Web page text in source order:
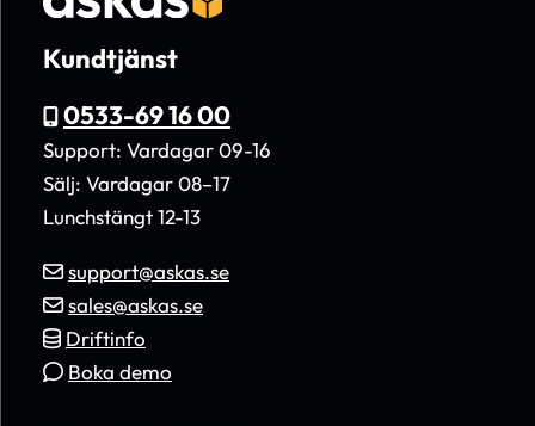
Kundtjänst
0533-69 16 00
Support: Vardagar 09-16
Sälj: Vardagar 08–17
Lunchstängt 12-13
support@askas.se
sales@askas.se
Driftinfo
Boka demo